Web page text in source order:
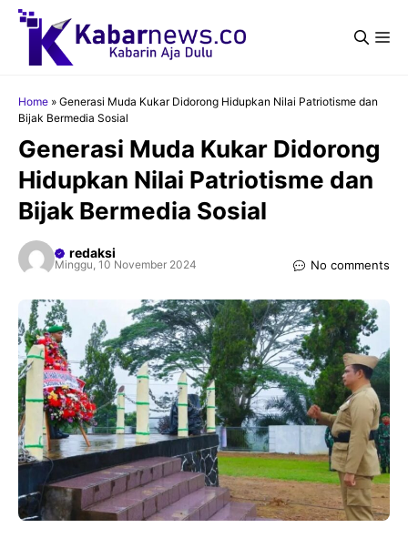
Langsung
Home » Generasi Muda Kukar Didorong Hidupkan Nilai Patriotisme dan
Bijak Bermedia Sosial
Generasi Muda Kukar Didorong
Hidupkan Nilai Patriotisme dan
Bijak Bermedia Sosial
redaksi
Minggu, 10 November 2024 No comments